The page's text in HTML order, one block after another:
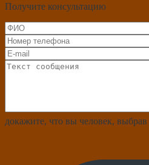
Получите консультацию
докажите, что вы человек, выбрав